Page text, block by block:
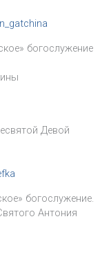
богослужение
Девой
богослужение.
Антония